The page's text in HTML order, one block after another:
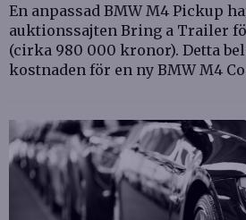
En anpassad BMW M4 Pickup
auktionssajten Bring a Trailer
(cirka 980 000 kronor). Detta
kostnaden för en ny BMW M4